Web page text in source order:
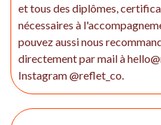
et tous des diplômes,
nécessaires à
pouvez aussi nous
directement par mail à
Instagram @reflet_co.